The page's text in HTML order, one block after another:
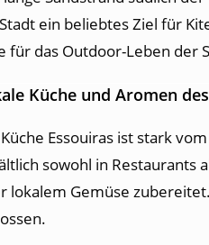
ein beliebtes Ziel für
für das Outdoor-Leben der
Küche und Aromen
Essouiras ist stark
sowohl in Restaurants
lokalem Gemüse